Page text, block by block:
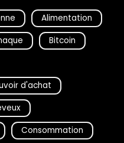
Alimentation
Bitcoin
d'achat
Consommation